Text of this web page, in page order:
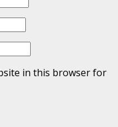
in this browser for